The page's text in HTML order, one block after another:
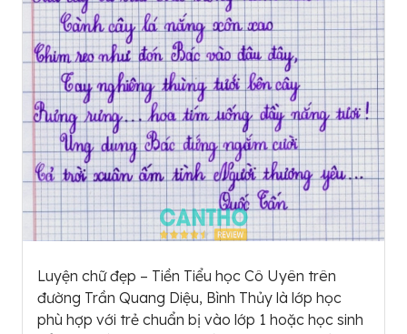
Luyện chữ đẹp – Tiền Tiểu học Cô Uyên trên
đường Trần Quang Diệu, Bình Thủy là lớp học
phù hợp với trẻ chuẩn bị vào lớp 1 hoặc học sinh